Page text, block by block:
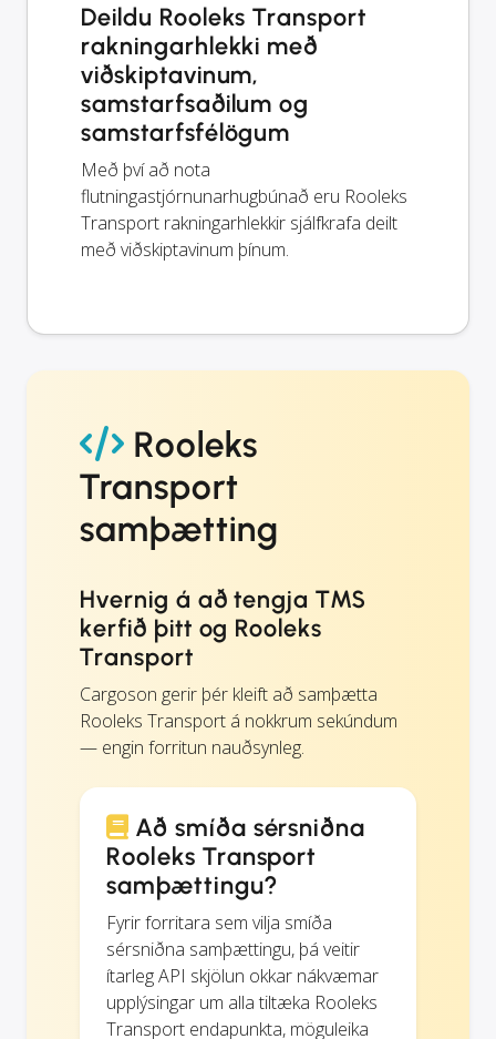
Deildu Rooleks Transport
rakningarhlekki með
viðskiptavinum,
samstarfsaðilum og
samstarfsfélögum
Með því að nota
flutningastjórnunarhugbúnað eru Rooleks
Transport rakningarhlekkir sjálfkrafa deilt
með viðskiptavinum þínum.
Rooleks
Transport
samþætting
Hvernig á að tengja TMS
kerfið þitt og Rooleks
Transport
Cargoson gerir þér kleift að samþætta
Rooleks Transport á nokkrum sekúndum
— engin forritun nauðsynleg.
Að smíða sérsniðna
Rooleks Transport
samþættingu?
Fyrir forritara sem vilja smíða
sérsniðna samþættingu, þá veitir
ítarleg API skjölun okkar nákvæmar
upplýsingar um alla tiltæka Rooleks
Transport endapunkta, möguleika